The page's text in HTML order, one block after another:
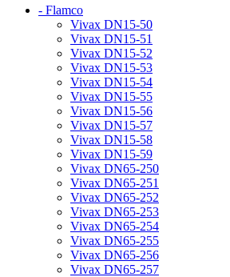
- Flamco
Vivax DN15-50
Vivax DN15-51
Vivax DN15-52
Vivax DN15-53
Vivax DN15-54
Vivax DN15-55
Vivax DN15-56
Vivax DN15-57
Vivax DN15-58
Vivax DN15-59
Vivax DN65-250
Vivax DN65-251
Vivax DN65-252
Vivax DN65-253
Vivax DN65-254
Vivax DN65-255
Vivax DN65-256
Vivax DN65-257